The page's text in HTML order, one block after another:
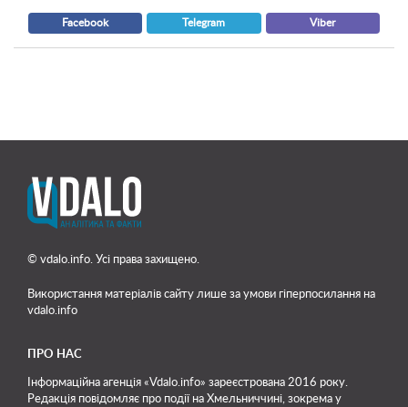
Facebook Telegram Viber
© vdalo.info. Усі права захищено.
Використання матеріалів сайту лише за умови гіперпосилання на
vdalo.info
ПРО НАС
Інформаційна агенція «Vdalo.info» зареєстрована 2016 року.
Редакція повідомляє про події на Хмельниччині, зокрема у